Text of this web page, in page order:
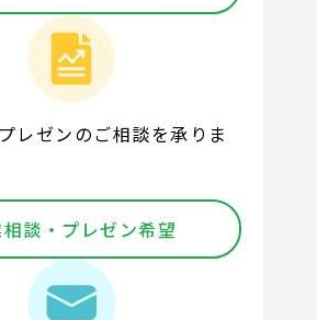
レゼンのご相談を承りま
談・プレゼン希望